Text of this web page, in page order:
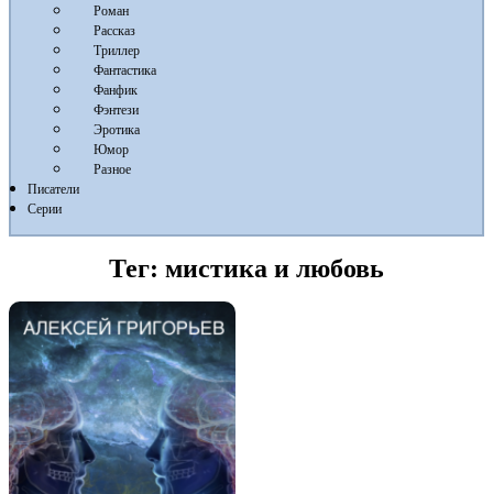
Роман
Рассказ
Триллер
Фантастика
Фанфик
Фэнтези
Эротика
Юмор
Разное
Писатели
Серии
Тег: мистика и любовь